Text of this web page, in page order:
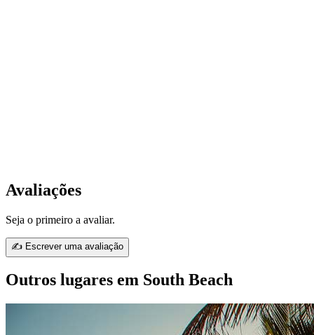
Avaliações
Seja o primeiro a avaliar.
✍ Escrever uma avaliação
Outros lugares em South Beach